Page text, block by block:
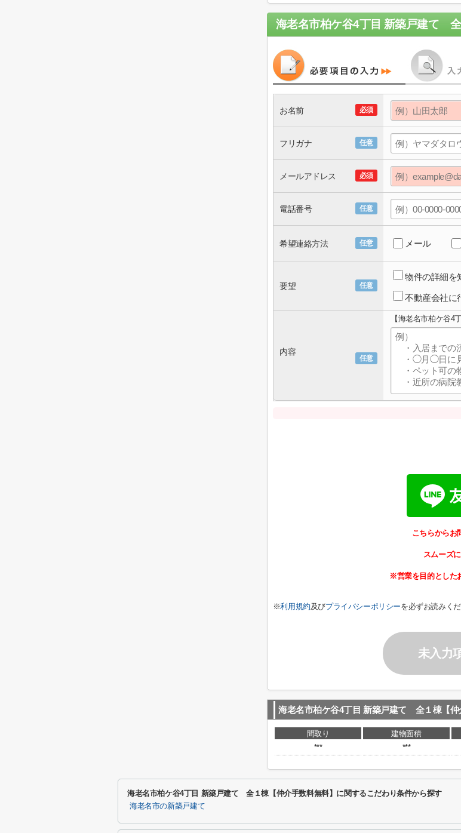
海老名市柏ケ谷4丁目 新築戸建て 全
必須
お名前
任意
フリガナ
必須
メールアドレス
任意
電話番号
任意
希望連絡方法 メール
任意
要望
物件の詳細を
不動産会社に
任意
内容
【海老名市柏ケ谷
こちらからお
スムーズ
※営業を目的とした
※利用規約及びプライバシーポリシーを必ずお読みく
未入力
海老名市柏ケ谷4丁目 新築戸建て 全１棟【仲
間取り 建物面積
***
***
海老名市柏ケ谷4丁目 新築戸建て 全１棟【仲介手数料無料】に関するこだわり条件から探す
海老名市の新築戸建て